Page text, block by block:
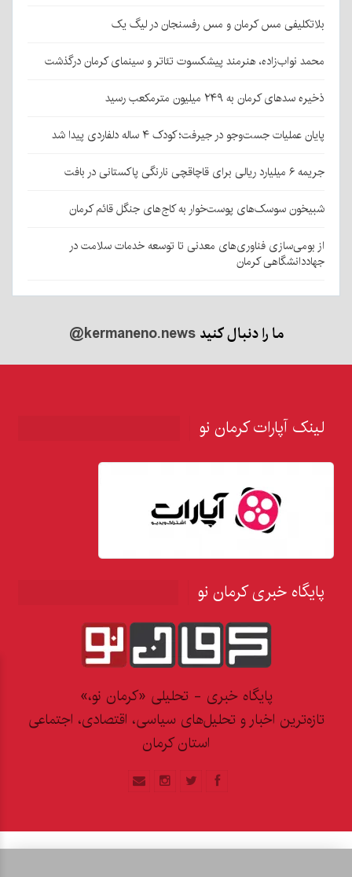
بلاتکلیفی مس کرمان و مس رفسنجان در لیگ یک
محمد نواب‌زاده، هنرمند پیشکسوت تئاتر و سینمای کرمان درگذشت
ذخیره سدهای کرمان به ۲۴۹ میلیون مترمکعب رسید
پایان عملیات جست‌وجو در جیرفت؛ کودک ۴ ساله دلفاردی پیدا شد
جریمه ۶ میلیارد ریالی برای قاچاقچی نارنگی پاکستانی در بافت
شبیخون سوسک‌های پوست‌خوار به کاج‌های جنگل قائم کرمان
از بومی‌سازی فناوری‌های معدنی تا توسعه خدمات سلامت در
جهاددانشگاهی کرمان
ما را دنبال کنید@kermaneno.news
لینک آپارات کرمان نو
پایگاه خبری کرمان نو
پایگاه خبری - تحلیلی «کرمان نو،»
تازه‌ترین اخبار و تحلیل‌های سیاسی، اقتصادی، اجتماعی
استان کرمان